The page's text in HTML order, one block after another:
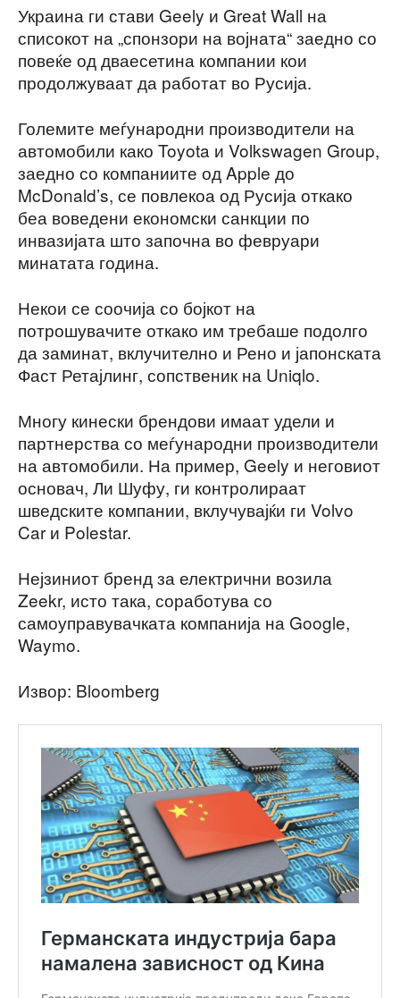
Украина ги стави Geely и Great Wall на
списокот на „спонзори на војната“ заедно со
повеќе од дваесетина компании кои
продолжуваат да работат во Русија.
Големите меѓународни производители на
автомобили како Toyota и Volkswagen Group,
заедно со компаниите од Apple до
McDonald’s, се повлекоа од Русија откако
беа воведени економски санкции по
инвазијата што започна во февруари
минатата година.
Некои се соочија со бојкот на
потрошувачите откако им требаше подолго
да заминат, вклучително и Рено и јапонската
Фаст Ретајлинг, сопственик на Uniqlo.
Многу кинески брендови имаат удели и
партнерства со меѓународни производители
на автомобили. На пример, Geely и неговиот
основач, Ли Шуфу, ги контролираат
шведските компании, вклучувајќи ги Volvo
Car и Polestar.
Нејзиниот бренд за електрични возила
Zeekr, исто така, соработува со
самоуправувачката компанија на Google,
Waymo.
Извор: Bloomberg